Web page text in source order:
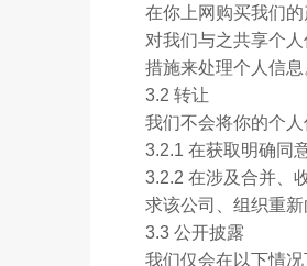
在你上网购买我们
对我们与之共享个
措施来处理个人信息
3.2 转让
我们不会将你的个
3.2.1 在获取明确同
3.2.2 在涉及合并、
求该公司、组织重新
3.3 公开披露
我们仅会在以下情